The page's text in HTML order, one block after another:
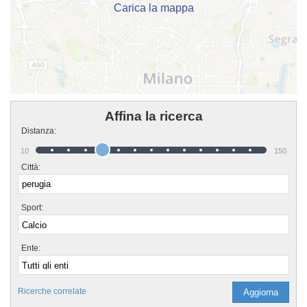
Carica la mappa
Affina la ricerca
Distanza:
10 150
Città:
Sport:
Ente:
Ricerche correlate